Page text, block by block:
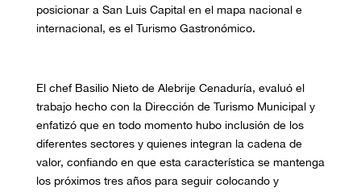
posicionar a San Luis Capital en el mapa nacional e
internacional, es el Turismo Gastronómico.
El chef Basilio Nieto de Alebrije Cenaduría, evaluó el
trabajo hecho con la Dirección de Turismo Municipal y
enfatizó que en todo momento hubo inclusión de los
diferentes sectores y quienes integran la cadena de
valor, confiando en que esta característica se mantenga
los próximos tres años para seguir colocando y